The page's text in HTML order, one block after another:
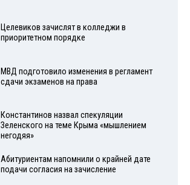
Целевиков зачислят в колледжи в
приоритетном порядке
МВД подготовило изменения в регламент
сдачи экзаменов на права
Константинов назвал спекуляции
Зеленского на теме Крыма «мышлением
негодяя»
Абитуриентам напомнили о крайней дате
подачи согласия на зачисление